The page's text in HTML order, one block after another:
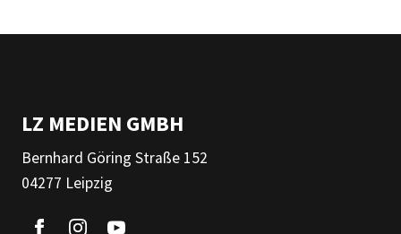
LZ MEDIEN GMBH
Bernhard Göring Straße 152
04277 Leipzig